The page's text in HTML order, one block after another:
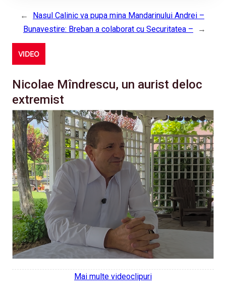
←
Nasul Calinic va pupa mina Mandarinului Andrei –
Bunavestire: Breban a colaborat cu Securitatea –
→
VIDEO
Nicolae Mîndrescu, un aurist deloc
extremist
Mai multe videoclipuri